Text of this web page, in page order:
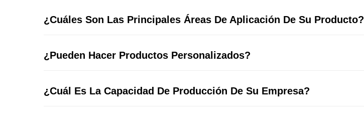
¿Cuáles Son Las Principales Áreas De Aplicación De Su Producto?
¿Pueden Hacer Productos Personalizados?
¿Cuál Es La Capacidad De Producción De Su Empresa?